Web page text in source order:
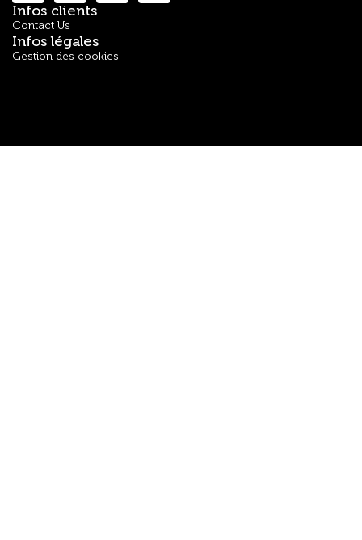
Infos clients
Contact Us
Infos légales
Gestion des cookies